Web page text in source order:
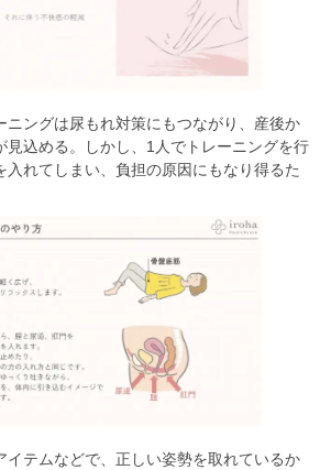
ニングは尿もれ対策にもつながり、産後か
見込める。しかし、1人でトレーニングを行
入れてしまい、負担の原因にもなり得るた
イテムなどで、正しい姿勢を取れているか